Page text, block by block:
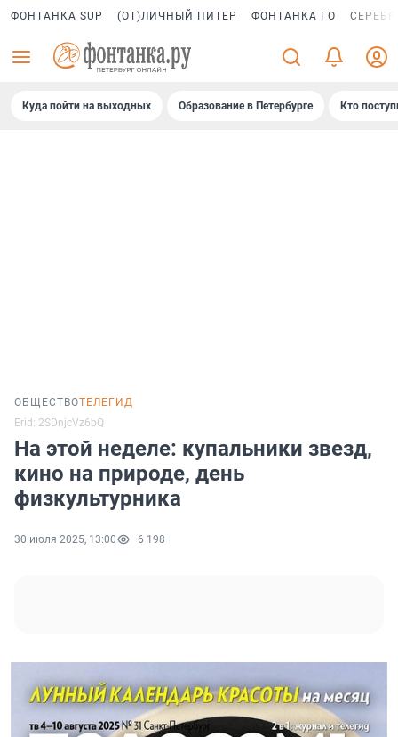
ФОНТАНКА SUP (ОТ)ЛИЧНЫЙ ПИТЕР ФОНТАНКА ГО
Куда пойти на выходных Образование в Петербурге Кто
ОБЩЕСТВОТЕЛЕГИД
Erid: 2SDnjcVz6bQ
На этой неделе: купальники звезд,
кино на природе, день
физкультурника
30 июля 2025, 13:00 6 198